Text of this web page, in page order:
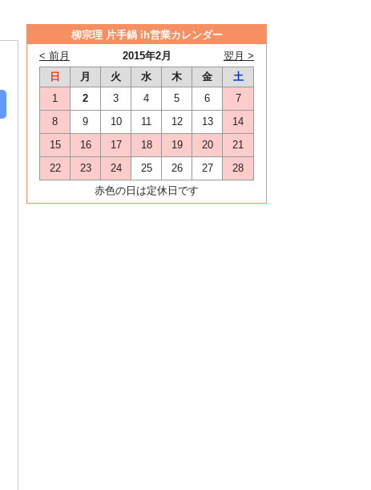
柳宗理 片手鍋 ih営業カレンダー
2015年2月
< 前月
翌月 >
日
月 火 水 木 金
土
1
2 3 4 5 6
7
8
9 10 11 12 13
14
15
16 17 18 19 20
21
22
23 24 25 26 27
28
赤色の日は定休日です